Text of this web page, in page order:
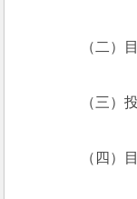
（二）目
（三）投
（四）目